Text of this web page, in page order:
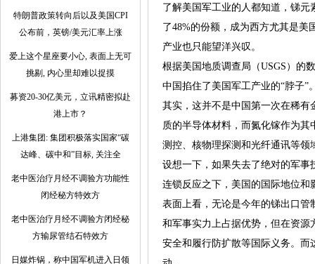
特朗普政策转向后以及美国CPI
公布前，英镑/美元汇率上涨
爱上这个星座要小心, 表面上无可
挑剔, 内心里却难以捉摸
募资20-30亿美元，立讯精密拟赴
港上市？
上港集团: 集团积极落实国家“碳
达峰、碳中和”目标, 关注全
老中医治疗月经不调验方功能性
闭经秘方特效方
老中医治疗月经不调验方闭经秘
方输尿管结石特效方
日媒炸锅，称中国军机进入日领
了解美国军工业的人都知道，锑
了48%的份额，成为西方尤其是美
产业也只能望洋兴叹。
根据美国地质调查局（USGS）的
中国掐住了美国军工产业的“脖子
其实，这并不是中国第一次在稀
质的半导体材料，而氮化镓作为
测控、核物理探测和光纤通讯等
设想一下，如果失去了绝对的军事
连锁反应之下，美国的国际地位
表面上看，无论是今年的锑出口
和军事实力上占据优势，但在资
安全和履行防扩散等国际义务。